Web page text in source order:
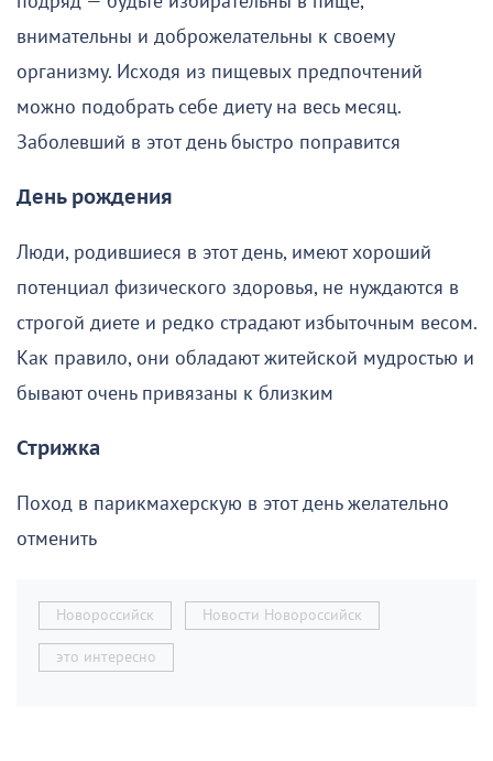
внимательны и доброжелательны к своему
организму. Исходя из пищевых предпочтений
можно подобрать себе диету на весь месяц.
Заболевший в этот день быстро поправится
День рождения
Люди, родившиеся в этот день, имеют хороший
потенциал физического здоровья, не нуждаются в
строгой диете и редко страдают избыточным весом.
Как правило, они обладают житейской мудростью и
бывают очень привязаны к близким
Стрижка
Поход в парикмахерскую в этот день желательно
отменить
Новороссийск Новости Новороссийск
это интересно